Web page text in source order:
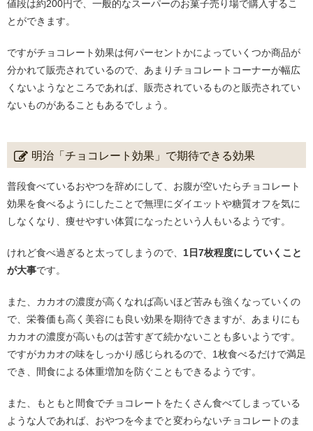
値段は約200円で、一般的なスーパーのお菓子売り場で購入するこ
とができます。
ですがチョコレート効果は何パーセントかによっていくつか商品が
分かれて販売されているので、あまりチョコレートコーナーが幅広
くないようなところであれば、販売されているものと販売されてい
ないものがあることもあるでしょう。
明治「チョコレート効果」で期待できる効果
普段食べているおやつを辞めにして、お腹が空いたらチョコレート
効果を食べるようにしたことで無理にダイエットや糖質オフを気に
しなくなり、痩せやすい体質になったという人もいるようです。
けれど食べ過ぎると太ってしまうので、 1日7枚程度にしていくこと
が大事です。
また、カカオの濃度が高くなれば高いほど苦みも強くなっていくの
で、栄養価も高く美容にも良い効果を期待できますが、あまりにも
カカオの濃度が高いものは苦すぎて続かないことも多いようです。
ですがカカオの味をしっかり感じられるので、1枚食べるだけで満足
でき、間食による体重増加を防ぐこともできるようです。
また、もともと間食でチョコレートをたくさん食べてしまっている
ような人であれば、おやつを今までと変わらないチョコレートのま